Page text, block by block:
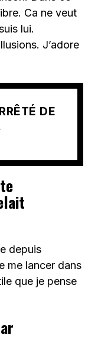
Ca ne veut
lui.
J’adore
DE
depuis
me lancer dans
que je pense